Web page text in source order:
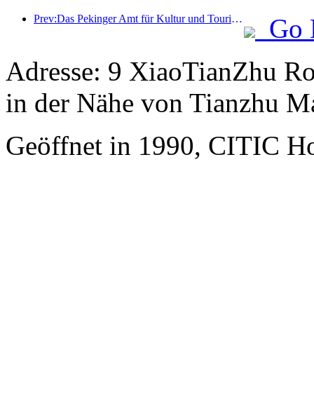
Prev:Das Pekinger Amt für Kultur und Tourismus gab bekannt: Im Jahr 2025 empfing Peking 5,48 Millionen ausländische Touristen, ein Anstieg von 39 % gegenüber dem Vorjahr.
Go
Adresse: 9 XiaoTianZhu
in der Nähe von Tianzhu
Geöffnet in 1990, CITIC